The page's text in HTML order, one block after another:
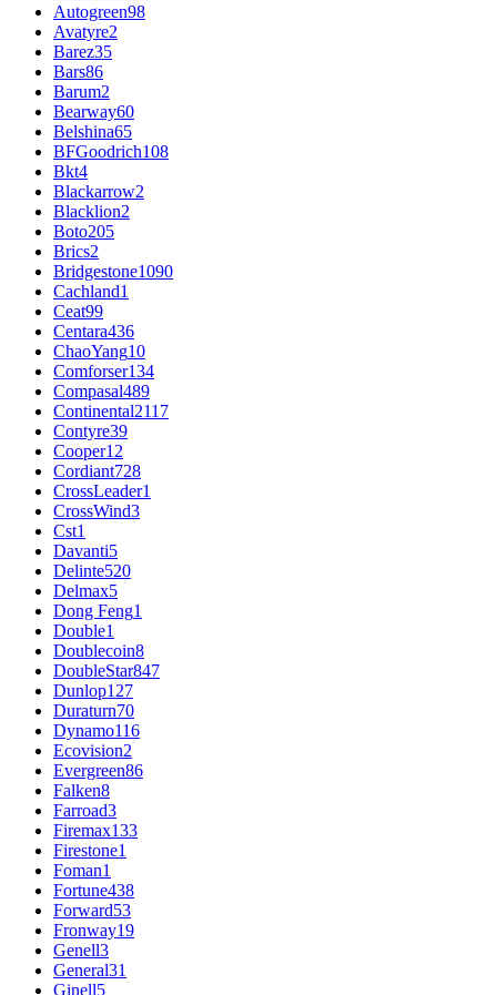
Autogreen98
Avatyre2
Barez35
Bars86
Barum2
Bearway60
Belshina65
BFGoodrich108
Bkt4
Blackarrow2
Blacklion2
Boto205
Brics2
Bridgestone1090
Cachland1
Ceat99
Centara436
ChaoYang10
Comforser134
Compasal489
Continental2117
Contyre39
Cooper12
Cordiant728
CrossLeader1
CrossWind3
Cst1
Davanti5
Delinte520
Delmax5
Dong Feng1
Double1
Doublecoin8
DoubleStar847
Dunlop127
Duraturn70
Dynamo116
Ecovision2
Evergreen86
Falken8
Farroad3
Firemax133
Firestone1
Foman1
Fortune438
Forward53
Fronway19
Genell3
General31
Ginell5